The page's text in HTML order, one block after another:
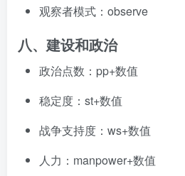
观察者模式：observe
八、建设和政治
政治点数：pp+数值
稳定度：st+数值
战争支持度：ws+数值
人力：manpower+数值